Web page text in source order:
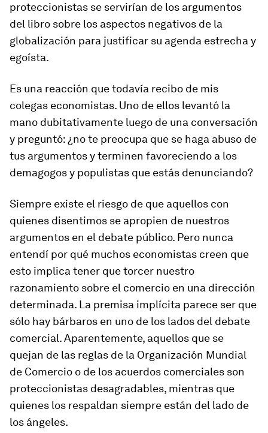
proteccionistas se servirían de los argumentos
del libro sobre los aspectos negativos de la
globalización para justificar su agenda estrecha y
egoísta.
Es una reacción que todavía recibo de mis
colegas economistas. Uno de ellos levantó la
mano dubitativamente luego de una conversación
y preguntó: ¿no te preocupa que se haga abuso de
tus argumentos y terminen favoreciendo a los
demagogos y populistas que estás denunciando?
Siempre existe el riesgo de que aquellos con
quienes disentimos se apropien de nuestros
argumentos en el debate público. Pero nunca
entendí por qué muchos economistas creen que
esto implica tener que torcer nuestro
razonamiento sobre el comercio en una dirección
determinada. La premisa implícita parece ser que
sólo hay bárbaros en uno de los lados del debate
comercial. Aparentemente, aquellos que se
quejan de las reglas de la Organización Mundial
de Comercio o de los acuerdos comerciales son
proteccionistas desagradables, mientras que
quienes los respaldan siempre están del lado de
los ángeles.